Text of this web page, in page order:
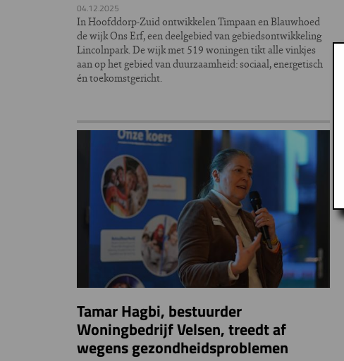
04.12.2025
In Hoofddorp-Zuid ontwikkelen Timpaan en Blauwhoed
de wijk Ons Erf, een deelgebied van gebiedsontwikkeling
Lincolnpark. De wijk met 519 woningen tikt alle vinkjes
aan op het gebied van duurzaamheid: sociaal, energetisch
én toekomstgericht.
Tamar Hagbi, bestuurder
Woningbedrijf Velsen, treedt af
wegens gezondheidsproblemen